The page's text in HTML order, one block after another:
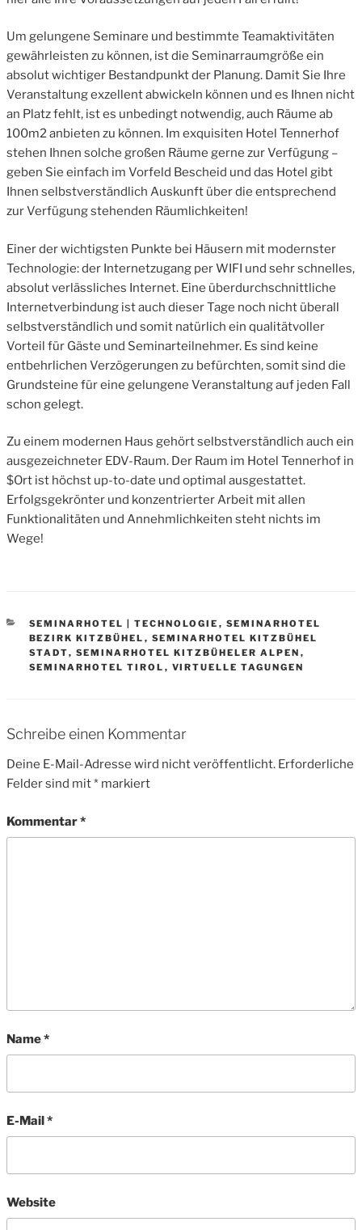
Um gelungene Seminare und bestimmte Teamaktivitäten
gewährleisten zu können, ist die Seminarraumgröße ein
absolut wichtiger Bestandpunkt der Planung. Damit Sie Ihre
Veranstaltung exzellent abwickeln können und es Ihnen nicht
an Platz fehlt, ist es unbedingt notwendig, auch Räume ab
100m2 anbieten zu können. Im exquisiten Hotel Tennerhof
stehen Ihnen solche großen Räume gerne zur Verfügung –
geben Sie einfach im Vorfeld Bescheid und das Hotel gibt
Ihnen selbstverständlich Auskunft über die entsprechend
zur Verfügung stehenden Räumlichkeiten!
Einer der wichtigsten Punkte bei Häusern mit modernster
Technologie: der Internetzugang per WIFI und sehr schnelles,
absolut verlässliches Internet. Eine überdurchschnittliche
Internetverbindung ist auch dieser Tage noch nicht überall
selbstverständlich und somit natürlich ein qualitätvoller
Vorteil für Gäste und Seminarteilnehmer. Es sind keine
entbehrlichen Verzögerungen zu befürchten, somit sind die
Grundsteine für eine gelungene Veranstaltung auf jeden Fall
schon gelegt.
Zu einem modernen Haus gehört selbstverständlich auch ein
ausgezeichneter EDV-Raum. Der Raum im Hotel Tennerhof in
$Ort ist höchst up-to-date und optimal ausgestattet.
Erfolgsgekrönter und konzentrierter Arbeit mit allen
Funktionalitäten und Annehmlichkeiten steht nichts im
Wege!
CATEGORIES
SEMINARHOTEL | TECHNOLOGIE , SEMINARHOTEL
BEZIRK KITZBÜHEL , SEMINARHOTEL KITZBÜHEL
STADT, SEMINARHOTEL KITZBÜHELER ALPEN ,
SEMINARHOTEL TIROL , VIRTUELLE TAGUNGEN
Schreibe einen Kommentar
Deine E-Mail-Adresse wird nicht veröffentlicht. Erforderliche
Felder sind mit* markiert
Kommentar*
Name*
E-Mail*
Website